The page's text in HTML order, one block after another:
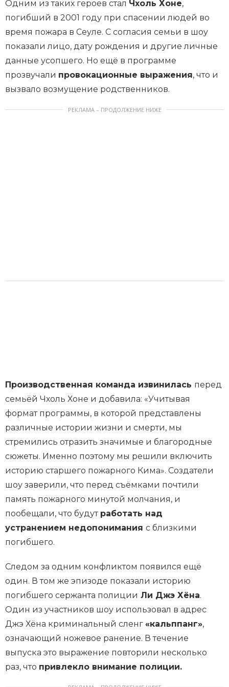
Одним из таких героев стал Чхоль Хоне,
погибший в 2001 году при спасении людей во
время пожара в Сеуле. С согласия семьи в шоу
показали лицо, дату рождения и другие личные
данные усопшего. Но ещё в программе
прозвучали провокационные выражения, что и
вызвало возмущение родственников.
РЕКЛАМА – ПРОДОЛЖЕНИЕ НИЖЕ
Производственная команда извинилась перед
семьёй Чхоль Хоне и добавила: «Учитывая
формат программы, в которой представлены
различные истории жизни и смерти, мы
стремились отразить значимые и благородные
сюжеты. Именно поэтому мы решили включить
историю старшего пожарного Кима». Создатели
шоу заверили, что перед съёмками почтили
память пожарного минутой молчания, и
пообещали, что будут работать над
устранением недопонимания с близкими
погибшего.
Следом за одним конфликтом появился ещё
один. В том же эпизоде показали историю
погибшего сержанта полиции Ли Джэ Хёна.
Один из участников шоу использовал в адрес
Джэ Хёна криминальный сленг «кальппанг»,
означающий ножевое ранение. В течение
выпуска это выражение повторили несколько
раз, что привлекло внимание полиции.